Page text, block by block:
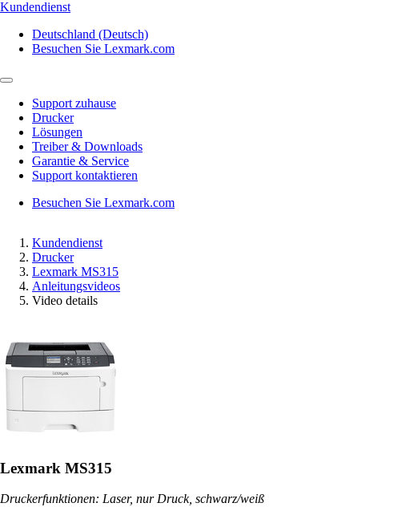
Kundendienst
Deutschland (Deutsch)
Besuchen Sie Lexmark.com
Support zuhause
Drucker
Lösungen
Treiber & Downloads
Garantie & Service
Support kontaktieren
Besuchen Sie Lexmark.com
Kundendienst
Drucker
Lexmark MS315
Anleitungsvideos
Video details
Lexmark MS315
Druckerfunktionen: Laser, nur Druck, schwarz/weiß